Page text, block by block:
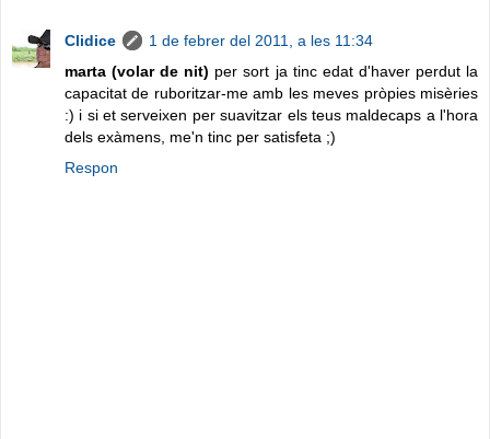
Clidice
1 de febrer del 2011, a les 11:34
marta (volar de nit) per sort ja tinc edat d'haver perdut la
capacitat de ruboritzar-me amb les meves pròpies misèries
:) i si et serveixen per suavitzar els teus maldecaps a l'hora
dels exàmens, me'n tinc per satisfeta ;)
Respon